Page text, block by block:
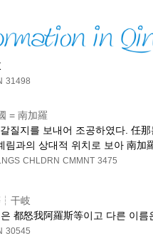
31498
= 南加羅
질지를 보내어 조공하였다. 任
림과의 상대적 위치로 보아 南
CHLDRN CMMNT 3475
┆干岐
都怒我阿羅斯等이고 다른 이
30545